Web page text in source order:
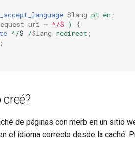
$lang pt en ;
~ ^/$ )
{
^/$ /$lang redirect ;
;
de páginas con merb en un sitio
el idioma correcto desde la caché.